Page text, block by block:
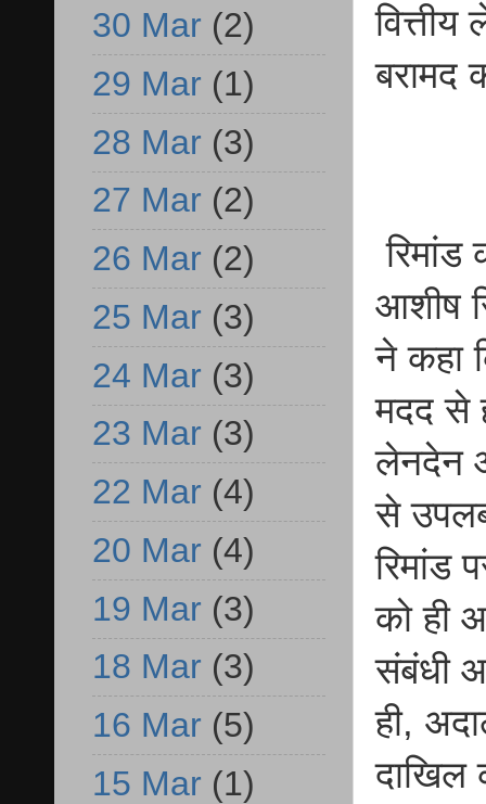
बरामद
रिमांड
आशीष
ने कहा
मदद से
लेनदेन
से
रिमांड
को ही
संबंधी
ही,
दाखिल
30 Mar (2)
29 Mar (1)
28 Mar (3)
27 Mar (2)
26 Mar (2)
25 Mar (3)
24 Mar (3)
23 Mar (3)
22 Mar (4)
20 Mar (4)
19 Mar (3)
18 Mar (3)
16 Mar (5)
15 Mar (1)